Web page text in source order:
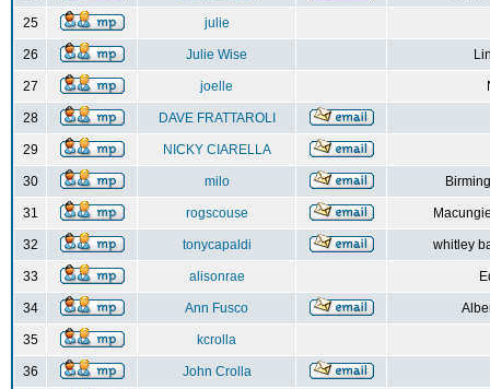
25 julie
26 Julie Wise
27 joelle
28 DAVE FRATTAROLI
29 NICKY CIARELLA
30 milo
31 rogscouse
32 tonycapaldi whitley
33 alisonrae
34 Ann Fusco
35 kcrolla
36 John Crolla